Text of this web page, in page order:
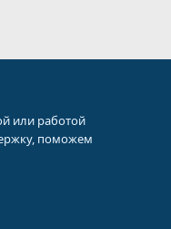
или работой
поможем